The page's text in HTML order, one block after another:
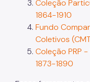
Coleção
1864-1910
Fundo
Coletivos
Coleção PRP
1873-1890